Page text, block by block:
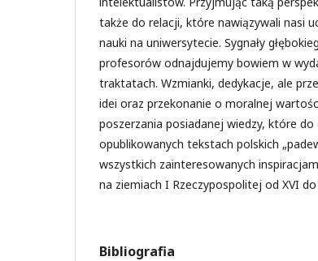
także do relacji, które nawiązywali nasi
nauki na uniwersytecie. Sygnały
profesorów odnajdujemy bowiem w
traktatach. Wzmianki, dedykacje, ale
idei oraz przekonanie o moralnej
poszerzania posiadanej wiedzy, które
opublikowanych tekstach polskich
wszystkich zainteresowanych
na ziemiach I Rzeczypospolitej od XVI
Bibliografia